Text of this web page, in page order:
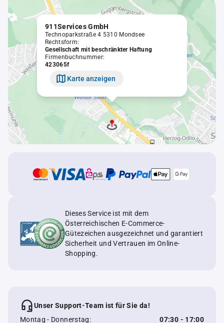
911Services GmbH
Technoparkstraße 4 5310 Mondsee
Rechtsform:
Gesellschaft mit beschränkter Haftung
Firmenbuchnummer:
423065f
Karte anzeigen
Dieses Service ist mit dem
Österreichischen E-Commerce-
Gütezeichen ausgezeichnet und garantiert
Sicherheit und Vertrauen im Online-
Shopping.
Unser Support-Team ist für Sie da!
Montag - Donnerstag:
07:30 - 17:00